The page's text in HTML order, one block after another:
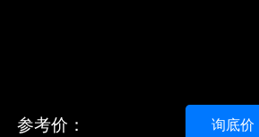
参考价： 询底价